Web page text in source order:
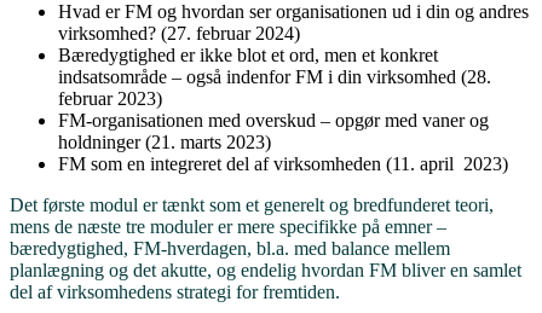
Hvad er FM og hvordan ser organisationen ud i din og andres
virksomhed? (27. februar 2024)
Bæredygtighed er ikke blot et ord, men et konkret
indsatsområde – også indenfor FM i din virksomhed (28.
februar 2023)
FM-organisationen med overskud – opgør med vaner og
holdninger (21. marts 2023)
FM som en integreret del af virksomheden (11. april 2023)
Det første modul er tænkt som et generelt og bredfunderet teori,
mens de næste tre moduler er mere specifikke på emner –
bæredygtighed, FM-hverdagen, bl.a. med balance mellem
planlægning og det akutte, og endelig hvordan FM bliver en samlet
del af virksomhedens strategi for fremtiden.